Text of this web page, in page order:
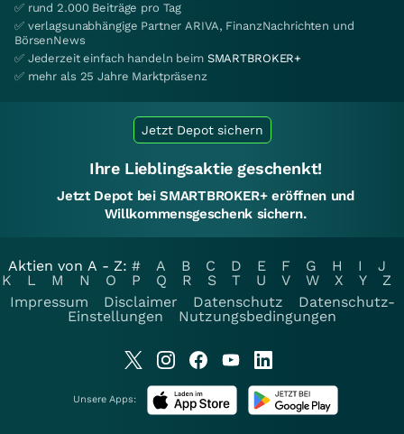
✅ rund 2.000 Beiträge pro Tag
✅ verlagsunabhängige Partner ARIVA, FinanzNachrichten und
BörsenNews
✅ Jederzeit einfach handeln beim SMARTBROKER+
✅ mehr als 25 Jahre Marktpräsenz
Jetzt Depot sichern
Ihre Lieblingsaktie geschenkt!
Jetzt Depot bei SMARTBROKER+ eröffnen und
Willkommensgeschenk sichern.
Aktien von A - Z: # A B C D E F G H I
J
K
L M N O P Q R S T U V W X Y
Z
Impressum
Disclaimer Datenschutz
Datenschutz-
Einstellungen
Nutzungsbedingungen
Unsere Apps: